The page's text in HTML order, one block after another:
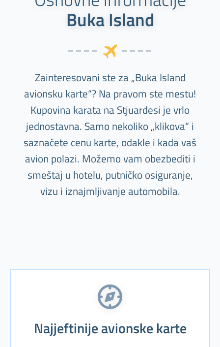
Buka Island
Zainteresovani ste za „Buka Island
avionsku karte“? Na pravom ste mestu!
Kupovina karata na Stjuardesi je vrlo
jednostavna. Samo nekoliko „klikova“ i
saznaćete cenu karte, odakle i kada vaš
avion polazi. Možemo vam obezbediti i
smeštaj u hotelu, putničko osiguranje,
vizu i iznajmljivanje automobila.
Najjeftinije avionske karte